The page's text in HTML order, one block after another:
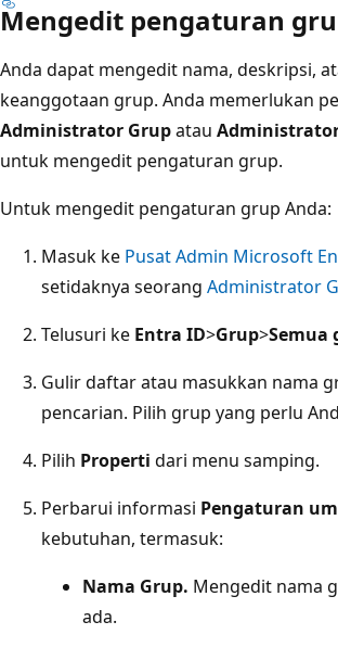
Mengedit pengaturan
Anda dapat mengedit nama, deskripsi,
keanggotaan grup. Anda memerlukan
Administrator Grupatau
untuk mengedit pengaturan grup.
Untuk mengedit pengaturan grup Anda:
Masuk ke Pusat Admin Microsoft
setidaknya seorang Administrator
Telusuri ke Entra ID>Grup>Semua
Gulir daftar atau masukkan nama
pencarian. Pilih grup yang perlu
Pilih Properti dari menu samping.
Perbarui informasi Pengaturan
kebutuhan, termasuk:
Nama Grup. Mengedit nama
ada.